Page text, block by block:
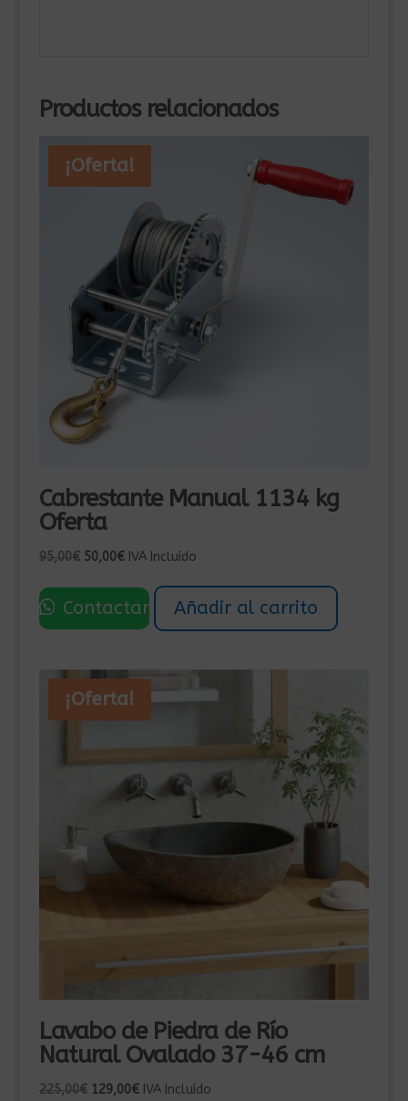
Productos relacionados
¡Oferta!
Cabrestante Manual 1134 kg
Oferta
95,00€ El
original
era:
50,00€El
actual
es:
IVA Incluído
Contactar Añadir al carrito
¡Oferta!
Lavabo de Piedra de Río
Natural Ovalado 37-46 cm
225,00€ El
129,00€ElIVA Incluído